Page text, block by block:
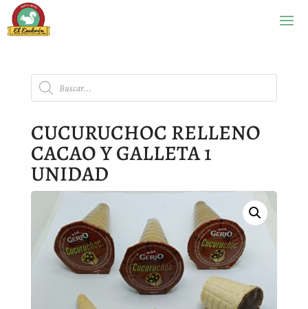
Búsqueda
de
productos
CUCURUCHOC RELLENO
CACAO Y GALLETA 1
UNIDAD